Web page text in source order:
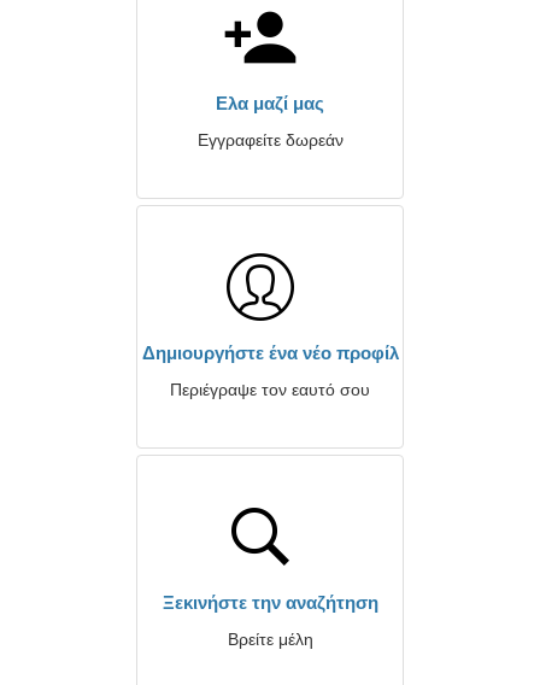
Ελα μαζί μας
Εγγραφείτε δωρεάν
Δημιουργήστε ένα νέο προφίλ
Περιέγραψε τον εαυτό σου
Ξεκινήστε την αναζήτηση
Βρείτε μέλη